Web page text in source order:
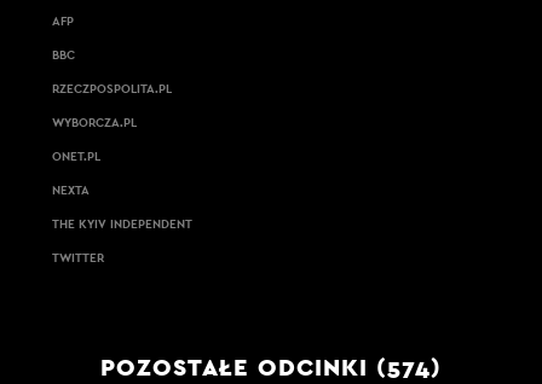
AFP
BBC
RZECZPOSPOLITA.PL
WYBORCZA.PL
ONET.PL
NEXTA
THE KYIV INDEPENDENT
TWITTER
POZOSTAŁE ODCINKI (574)